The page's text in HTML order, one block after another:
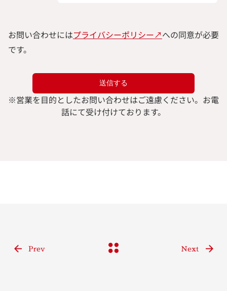
お問い合わせにはプライバシーポリシー↗︎への同意が必要
です。
※営業を目的としたお問い合わせはご遠慮ください。 お電
話にて受け付けております。
Prev Next